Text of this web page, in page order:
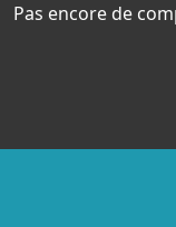
Pas encore de